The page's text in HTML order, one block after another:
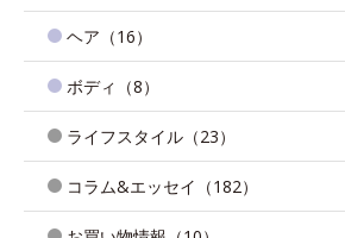
ヘア（16）
ボディ（8）
ライフスタイル（23）
コラム&エッセイ（182）